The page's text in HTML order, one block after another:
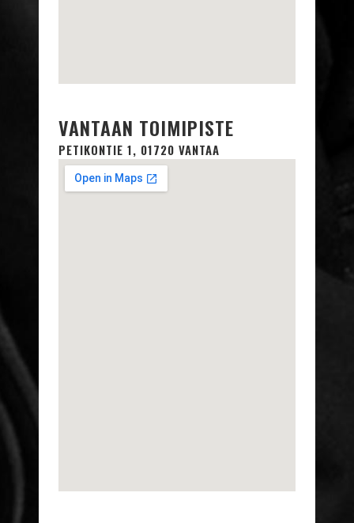
VANTAAN TOIMIPISTE
PETIKONTIE 1, 01720 VANTAA